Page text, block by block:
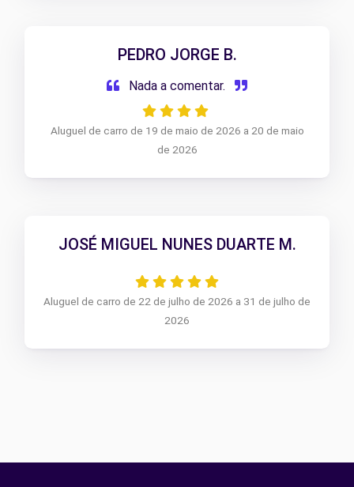
PEDRO JORGE B.
Nada a comentar.
Aluguel de carro de 19 de maio de 2026 a 20 de maio
de 2026
JOSÉ MIGUEL NUNES DUARTE M.
Aluguel de carro de 22 de julho de 2026 a 31 de julho de
2026